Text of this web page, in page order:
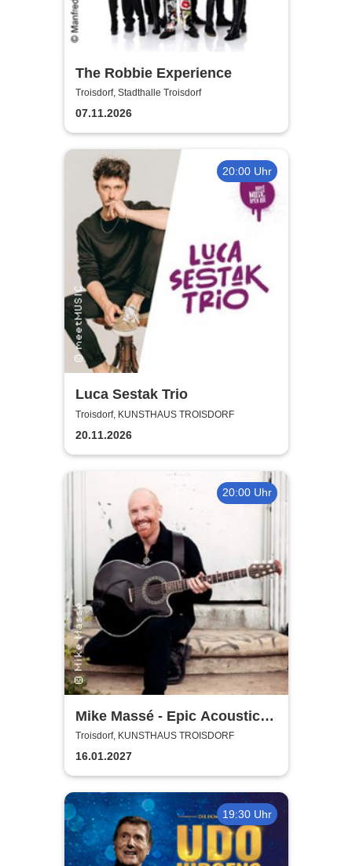
The Robbie Experience
Troisdorf, Stadthalle Troisdorf
07.11.2026
20:00 Uhr
Luca Sestak Trio
Troisdorf, KUNSTHAUS TROISDORF
20.11.2026
20:00 Uhr
Mike Massé - Epic Acoustic
Classic Rock in Concert
Troisdorf, KUNSTHAUS TROISDORF
16.01.2027
19:30 Uhr